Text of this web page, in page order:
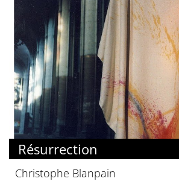
Résurrection
Christophe Blanpain